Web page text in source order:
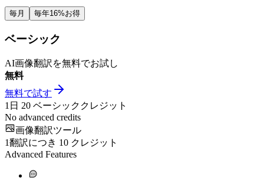
毎月 毎年16%お得
ベーシック
AI画像翻訳を無料でお試し
無料
無料で試す
1日 20 ベーシッククレジット
No advanced credits
画像翻訳ツール
1翻訳につき 10 クレジット
Advanced Features